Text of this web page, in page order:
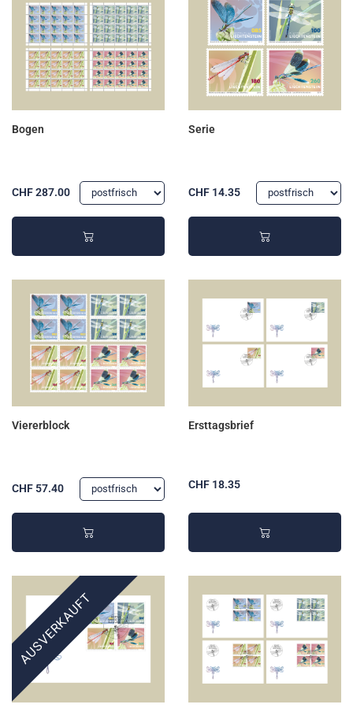
Bogen
CHF 287.00
Serie
CHF 14.35
Viererblock
CHF 57.40
Ersttagsbrief
CHF 18.35
AUSVERKAUFT